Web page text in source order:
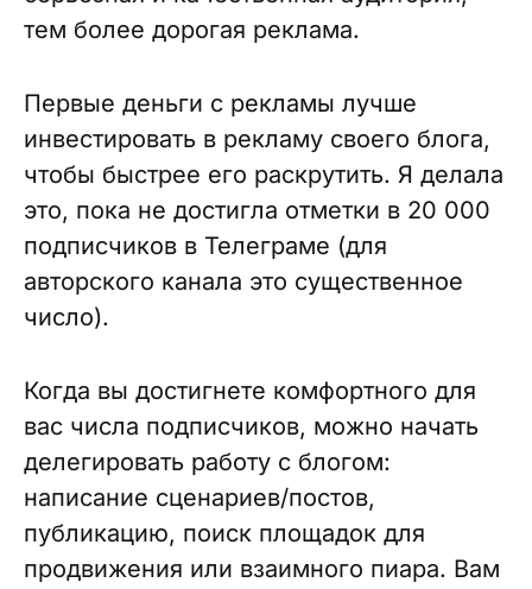
тем более дорогая реклама.
Первые деньги с рекламы лучше
инвестировать в рекламу своего блога,
чтобы быстрее его раскрутить. Я делала
это, пока не достигла отметки в 20 000
подписчиков в Телеграме (для
авторского канала это существенное
число).
Когда вы достигнете комфортного для
вас числа подписчиков, можно начать
делегировать работу с блогом:
написание сценариев/постов,
публикацию, поиск площадок для
продвижения или взаимного пиара. Вам